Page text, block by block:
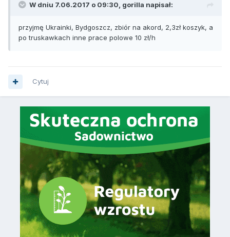
W dniu 7.06.2017 o 09:30, gorilla napisał:
przyjmę Ukrainki, Bydgoszcz, zbiór na akord, 2,3zł koszyk, a
po truskawkach inne prace polowe 10 zł/h
Cytuj